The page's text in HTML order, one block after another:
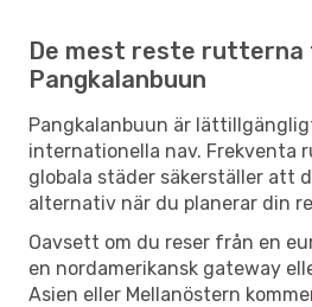
De mest reste
Pangkalanbuun
Pangkalanbuun är
internationella nav. Frekventa
globala städer säkerställer att
alternativ när du planerar din
Oavsett om du reser från en
en nordamerikansk gateway
Asien eller Mellanöstern